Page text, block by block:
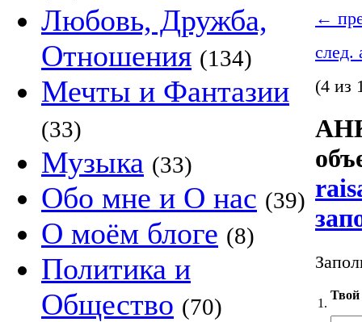
Любовь, Дружба,
Отношения (134)
Мечты и Фантазии
(33)
Музыка (33)
Обо мне и О нас (39)
О моём блоге (8)
Политика и
Общество (70)
←
след.
(4 из
1.
Твой